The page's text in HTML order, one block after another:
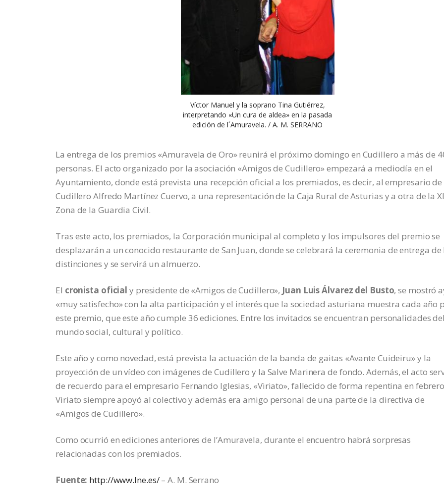
Víctor Manuel y la soprano Tina Gutiérrez,
interpretando «Un cura de aldea» en la pasada
edición de l´Amuravela. / A. M. SERRANO
La entrega de los premios «Amuravela de Oro» reunirá el próximo domingo en Cudillero a más de
personas. El acto organizado por la asociación «Amigos de Cudillero» empezará a mediodía en el
Ayuntamiento, donde está prevista una recepción oficial a los premiados, es decir, al empresario de
Cudillero Alfredo Martínez Cuervo, a una representación de la Caja Rural de Asturias y a otra de la
Zona de la Guardia Civil.
Tras este acto, los premiados, la Corporación municipal al completo y los impulsores del premio se
desplazarán a un conocido restaurante de San Juan, donde se celebrará la ceremonia de entrega de
distinciones y se servirá un almuerzo.
El cronista oficial y presidente de «Amigos de Cudillero», Juan Luis Álvarez del Busto, se mostró
«muy satisfecho» con la alta participación y el interés que la sociedad asturiana muestra cada año
este premio, que este año cumple 36 ediciones. Entre los invitados se encuentran personalidades del
mundo social, cultural y político.
Este año y como novedad, está prevista la actuación de la banda de gaitas «Avante Cuideiru» y la
proyección de un vídeo con imágenes de Cudillero y la Salve Marinera de fondo. Además, el acto
de recuerdo para el empresario Fernando Iglesias, «Viriato», fallecido de forma repentina en
Viriato siempre apoyó al colectivo y además era amigo personal de una parte de la directiva de
«Amigos de Cudillero».
Como ocurrió en ediciones anteriores de l’Amuravela, durante el encuentro habrá sorpresas
relacionadas con los premiados.
Fuente: http://www.lne.es/– A. M. Serrano